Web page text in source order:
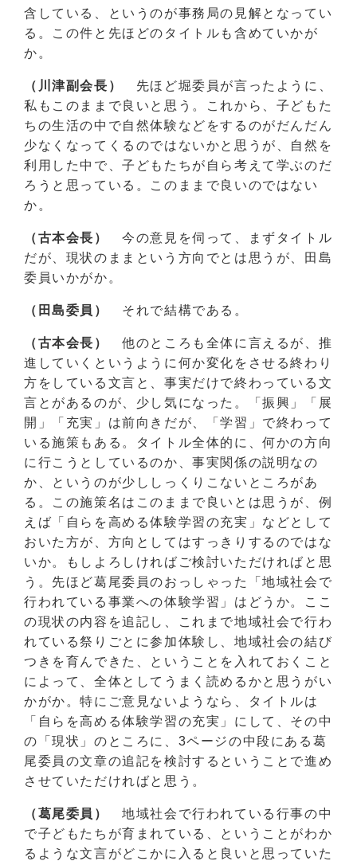
含している、というのが事務局の見解となってい
る。この件と先ほどのタイトルも含めていかが
か。
（川津副会長）
先ほど堀委員が言ったように、
私もこのままで良いと思う。これから、子どもた
ちの生活の中で自然体験などをするのがだんだん
少なくなってくるのではないかと思うが、自然を
利用した中で、子どもたちが自ら考えて学ぶのだ
ろうと思っている。このままで良いのではない
か。
（古本会長）
今の意見を伺って、まずタイトル
だが、現状のままという方向でとは思うが、田島
委員いかがか。
（田島委員） それで結構である。
（古本会長）
他のところも全体に言えるが、推
進していくというように何か変化をさせる終わり
方をしている文言と、事実だけで終わっている文
言とがあるのが、少し気になった。「振興」「展
開」「充実」は前向きだが、「学習」で終わって
いる施策もある。タイトル全体的に、何かの方向
に行こうとしているのか、事実関係の説明なの
か、というのが少ししっくりこないところがあ
る。この施策名はこのままで良いとは思うが、例
えば「自らを高める体験学習の充実」などとして
おいた方が、方向としてはすっきりするのではな
いか。もしよろしければご検討いただければと思
う。先ほど葛尾委員のおっしゃった「地域社会で
行われている事業への体験学習」はどうか。ここ
の現状の内容を追記し、これまで地域社会で行わ
れている祭りごとに参加体験し、地域社会の結び
つきを育んできた、ということを入れておくこと
によって、全体としてうまく読めるかと思うがい
かがか。特にご意見ないようなら、タイトルは
「自らを高める体験学習の充実」にして、その中
の「現状」のところに、3ページの中段にある葛
尾委員の文章の追記を検討するということで進め
させていただければと思う。
（葛尾委員）
地域社会で行われている行事の中
で子どもたちが育まれている、ということがわか
るような文言がどこかに入ると良いと思っていた